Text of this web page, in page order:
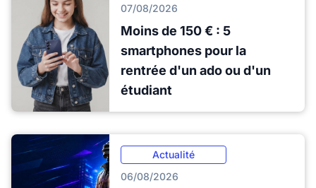
07/08/2026
Moins de 150 € : 5
smartphones pour la
rentrée d'un ado ou d'un
étudiant
Actualité
06/08/2026